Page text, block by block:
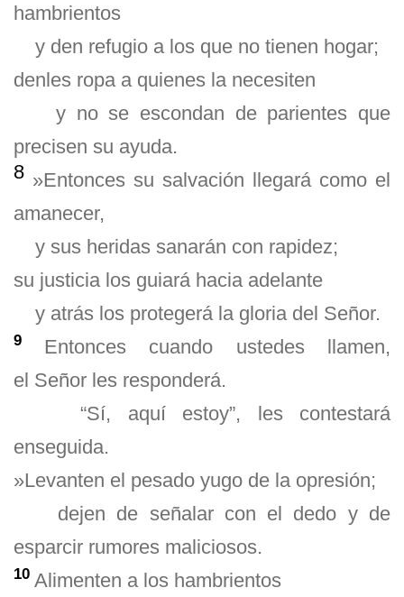
hambrientos
y den refugio a los que no tienen hogar;
denles ropa a quienes la necesiten
y no se escondan de parientes que
precisen su ayuda.
8 »Entonces su salvación llegará como el
amanecer,
y sus heridas sanarán con rapidez;
su justicia los guiará hacia adelante
y atrás los protegerá la gloria del Señor.
9 Entonces cuando ustedes llamen,
el Señor les responderá.
“Sí, aquí estoy”, les contestará
enseguida.
»Levanten el pesado yugo de la opresión;
dejen de señalar con el dedo y de
esparcir rumores maliciosos.
10 Alimenten a los hambrientos